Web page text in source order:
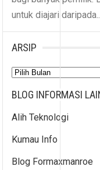
untuk diajari
ARSIP
Arsip
BLOG INFORMASI
Alih Teknologi
Kumau Info
Blog Formaxmanroe